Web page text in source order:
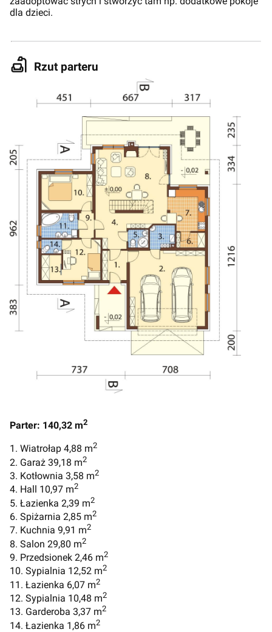
dla dzieci.
Rzut parteru
Parter: 140,32 m2
1. Wiatrołap 4,88 m2
2. Garaż 39,18 m2
3. Kotłownia 3,58 m2
4. Hall 10,97 m2
5. Łazienka 2,39 m2
6. Spiżarnia 2,85 m2
7. Kuchnia 9,91 m2
8. Salon 29,80 m2
9. Przedsionek 2,46 m2
10. Sypialnia 12,52 m2
11. Łazienka 6,07 m2
12. Sypialnia 10,48 m2
13. Garderoba 3,37 m2
14. Łazienka 1,86 m2